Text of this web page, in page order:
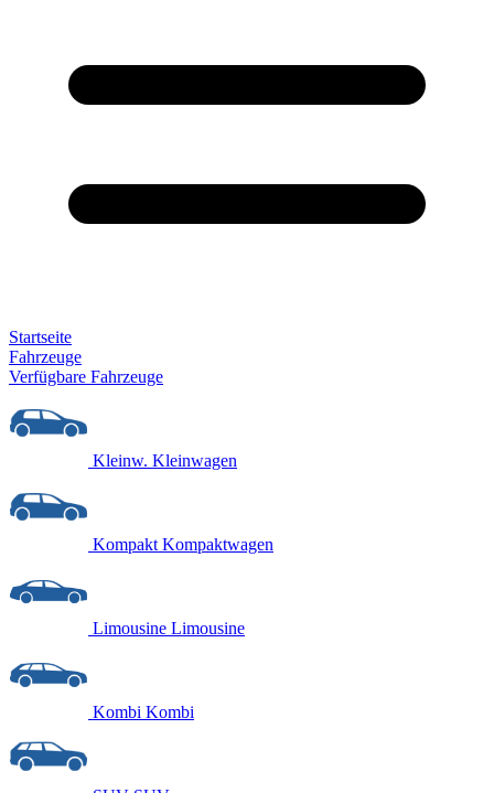
Startseite
Fahrzeuge
Verfügbare Fahrzeuge
Kleinw. Kleinwagen
Kompakt Kompaktwagen
Limousine Limousine
Kombi Kombi